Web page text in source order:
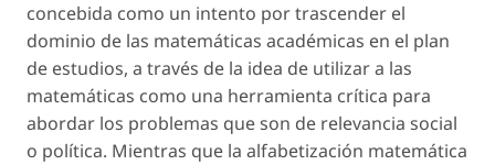
concebida como un intento por trascender el
dominio de las matemáticas académicas en el plan
de estudios, a través de la idea de utilizar a las
matemáticas como una herramienta crítica para
abordar los problemas que son de relevancia social
o política. Mientras que la alfabetización matemática